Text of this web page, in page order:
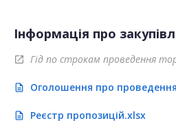
Інформація про
open_in_new Гід по строкам проведення
description Оголошення про
description Реєстр пропозицій.xlsx